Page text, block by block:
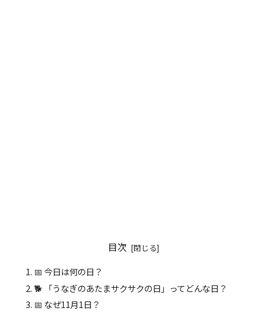
目次
📅 今日は何の日？
🐕 「うなぎのあたまサクサクの日」ってどんな日？
📅 なぜ11月1日？